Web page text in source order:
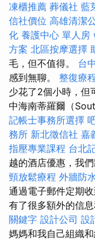
凍櫃推薦 葬儀社 藍
信社價位 高雄清潔
化 養護中心 單人房
方案 北區按摩選擇
毛，但不值得。 台
感到無聊。 整復療
少花了2個小時，但
中海南蒂羅爾（
記帳士事務所選擇
務所 新北徵信社 嘉
指壓專業課程 台北
越的酒店優惠，我
頸放鬆療程 外牆防
通過電子郵件定期
有了很多額外的信
關鍵字 設計公司 設
媽媽和我自己組織